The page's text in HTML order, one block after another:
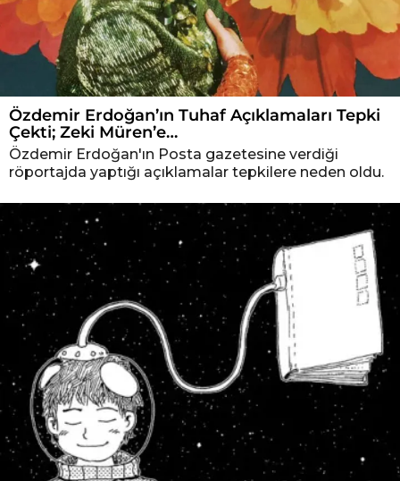
Özdemir Erdoğan’ın Tuhaf Açıklamaları Tepki
Çekti; Zeki Müren’e…
Özdemir Erdoğan'ın Posta gazetesine verdiği
röportajda yaptığı açıklamalar tepkilere neden oldu.